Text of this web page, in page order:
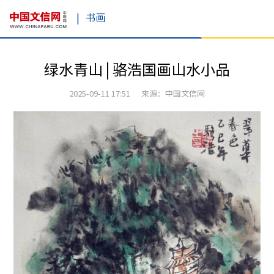
| 书画
绿水青山 | 骆浩国画山水小品
2025-09-11 17:51 来源：中国文信网